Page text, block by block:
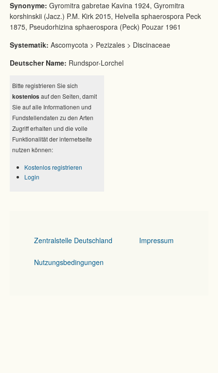
Synonyme: Gyromitra gabretae Kavina 1924, Gyromitra
korshinskii (Jacz.) P.M. Kirk 2015, Helvella sphaerospora Peck
1875, Pseudorhizina sphaerospora (Peck) Pouzar 1961
Systematik: Ascomycota > Pezizales > Discinaceae
Deutscher Name: Rundspor-Lorchel
Bitte registrieren Sie sich
kostenlos auf den Seiten, damit
Sie auf alle Informationen und
Fundstellendaten zu den Arten
Zugriff erhalten und die volle
Funktionalität der internetseite
nutzen können:
Kostenlos registrieren
Login
Zentralstelle Deutschland Impressum
Nutzungsbedingungen